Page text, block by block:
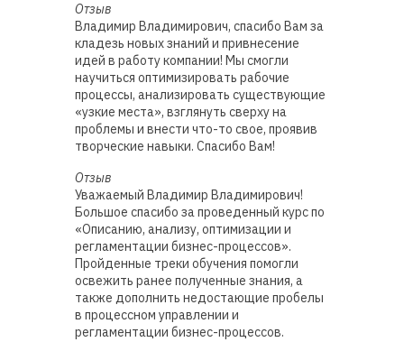
Отзыв
Владимир Владимирович, спасибо Вам за
кладезь новых знаний и привнесение
идей в работу компании! Мы смогли
научиться оптимизировать рабочие
процессы, анализировать существующие
«узкие места», взглянуть сверху на
проблемы и внести что-то свое, проявив
творческие навыки. Спасибо Вам!
Отзыв
Уважаемый Владимир Владимирович!
Большое спасибо за проведенный курс по
«Описанию, анализу, оптимизации и
регламентации бизнес-процессов».
Пройденные треки обучения помогли
освежить ранее полученные знания, а
также дополнить недостающие пробелы
в процессном управлении и
регламентации бизнес-процессов.